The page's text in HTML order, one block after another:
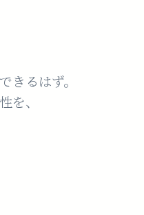
るはず。
を、